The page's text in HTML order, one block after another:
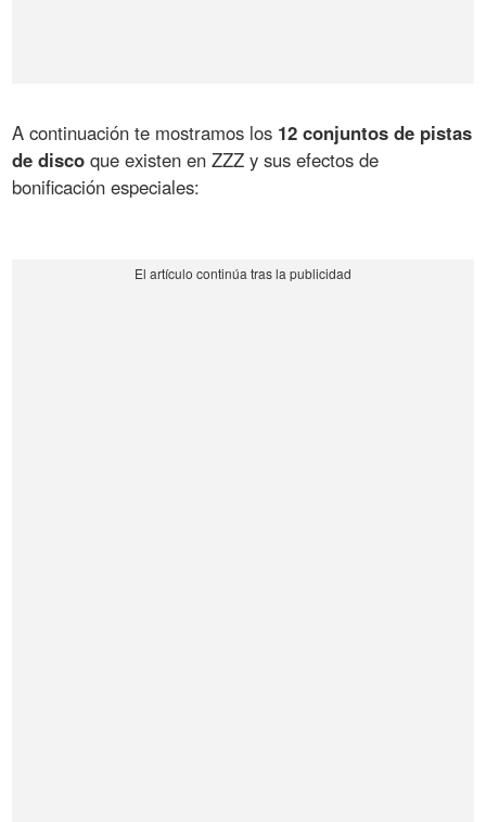
A continuación te mostramos los 12 conjuntos de pistas
de disco que existen en ZZZ y sus efectos de
bonificación especiales: